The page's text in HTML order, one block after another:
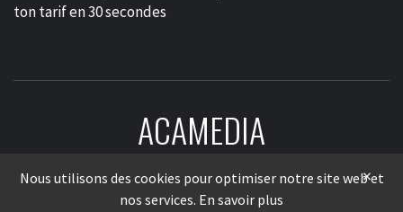
ton tarif en 30 secondes
ACAMEDIA
LE MÉDIA DES ENTREPRISES ×
Nous utilisons des cookies pour optimiser notre site web et
nos services. En savoir plus